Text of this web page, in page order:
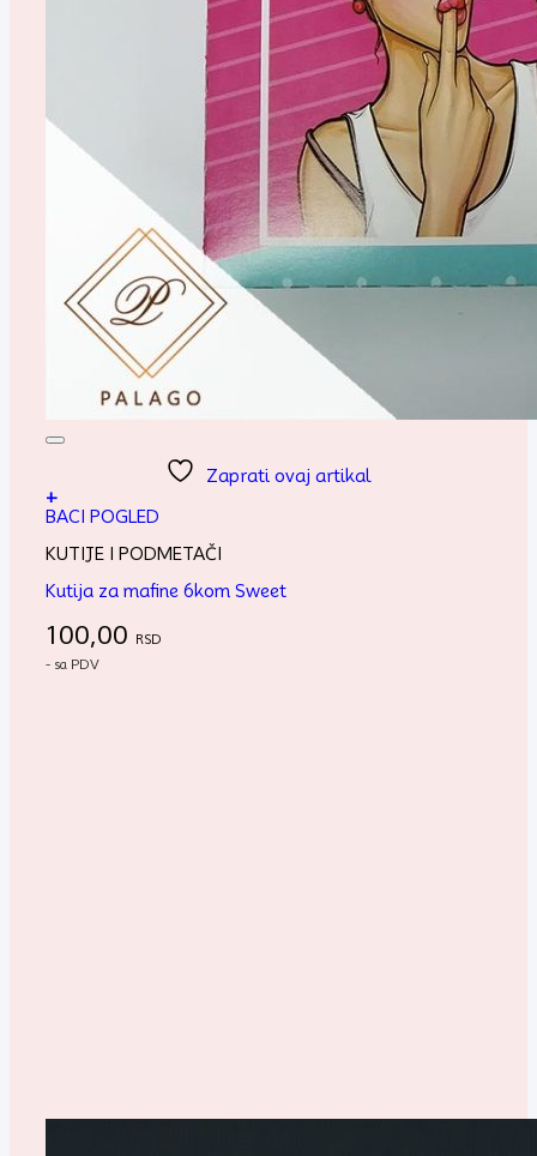
Zaprati ovaj artikal
+
BACI POGLED
KUTIJE I PODMETAČI
Kutija za mafine 6kom Sweet
100,00 RSD
- sa PDV